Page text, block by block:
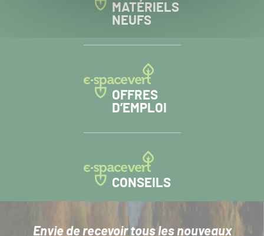
MATÉRIELS
NEUFS
OFFRES
D’EMPLOI
CONSEILS
Envie de recevoir tous les nouveaux